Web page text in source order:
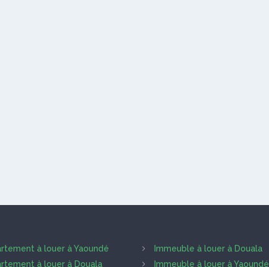
à louer à Yaoundé
à louer à Douala
Immeuble à louer à Douala
Immeuble à louer à Yaoundé